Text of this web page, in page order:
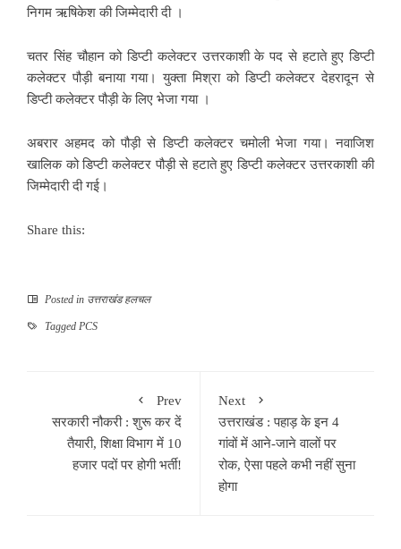
निगम ऋषिकेश की जिम्मेदारी दी ।
चतर सिंह चौहान को डिप्टी कलेक्टर उत्तरकाशी के पद से हटाते हुए डिप्टी
कलेक्टर पौड़ी बनाया गया। युक्ता मिश्रा को डिप्टी कलेक्टर देहरादून से
डिप्टी कलेक्टर पौड़ी के लिए भेजा गया ।
अबरार अहमद को पौड़ी से डिप्टी कलेक्टर चमोली भेजा गया। नवाजिश
खालिक को डिप्टी कलेक्टर पौड़ी से हटाते हुए डिप्टी कलेक्टर उत्तरकाशी की
जिम्मेदारी दी गई।
Share this:
Posted in उत्तराखंड हलचल
Tagged PCS
Prev
सरकारी नौकरी : शुरू कर दें
तैयारी, शिक्षा विभाग में 10
हजार पदों पर होगी भर्ती!
Next
उत्तराखंड : पहाड़ के इन 4
गांवों में आने-जाने वालों पर
रोक, ऐसा पहले कभी नहीं सुना
होगा